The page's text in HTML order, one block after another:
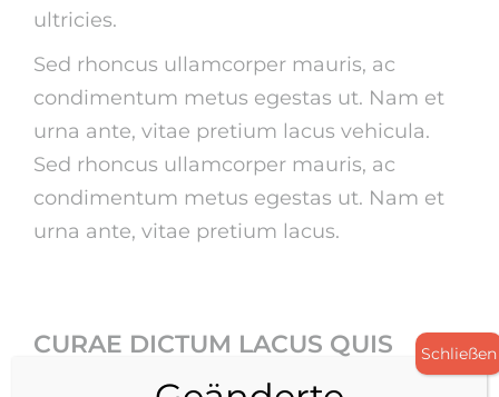
ultricies.
Sed rhoncus ullamcorper mauris, ac
condimentum metus egestas ut. Nam et
urna ante, vitae pretium lacus vehicula.
Sed rhoncus ullamcorper mauris, ac
condimentum metus egestas ut. Nam et
urna ante, vitae pretium lacus.
CURAE DICTUM LACUS QUIS
Fusce eget nibh et lacus tincidunt
Schließen